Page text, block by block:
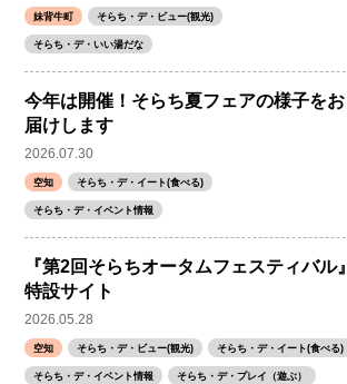
妹背牛町 そらち・デ・ビュー(観光)
そらち・デ・いい湯だな
今年は開催！そらち夏フェアの様子をお
届けします
2026.07.30
空知 そらち・デ・イート(食べる)
そらち・デ・イベント情報
『第2回そらちオータムフェスティバル』
特設サイト
2026.05.28
空知 そらち・デ・ビュー(観光) そらち・デ・イート(食べる)
そらち・デ・イベント情報 そらち・デ・プレイ（遊ぶ）